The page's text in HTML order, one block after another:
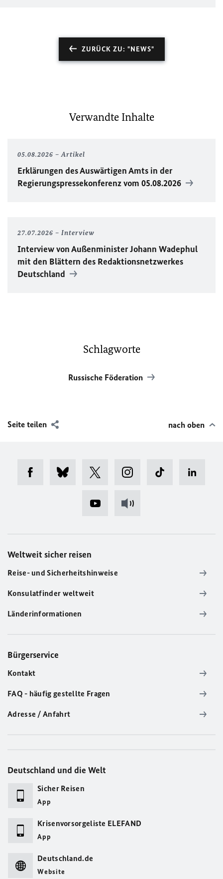
ZURÜCK ZU: "NEWS"
Verwandte Inhalte
05.08.2026 Artikel
Erklärungen des Auswärtigen Amts in der
Regierungspressekonferenz vom 05.08.2026
27.07.2026 Interview
Interview von Außenminister Johann Wadephul
mit den Blättern des Redaktionsnetzwerkes
Deutschland
Schlagworte
Russische Föderation
Seite teilen nach oben
Weltweit sicher reisen
Reise- und Sicherheitshinweise
Konsulatfinder weltweit
Länderinformationen
Bürgerservice
Kontakt
FAQ - häufig gestellte Fragen
Adresse / Anfahrt
Deutschland und die Welt
Sicher Reisen
App
Krisenvorsorgeliste ELEFAND
App
Deutschland.de
Website